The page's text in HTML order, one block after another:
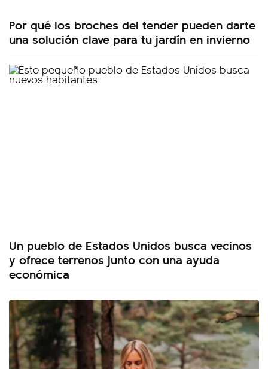
Por qué los broches del tender pueden darte
una solución clave para tu jardín en invierno
Un pueblo de Estados Unidos busca vecinos
y ofrece terrenos junto con una ayuda
económica